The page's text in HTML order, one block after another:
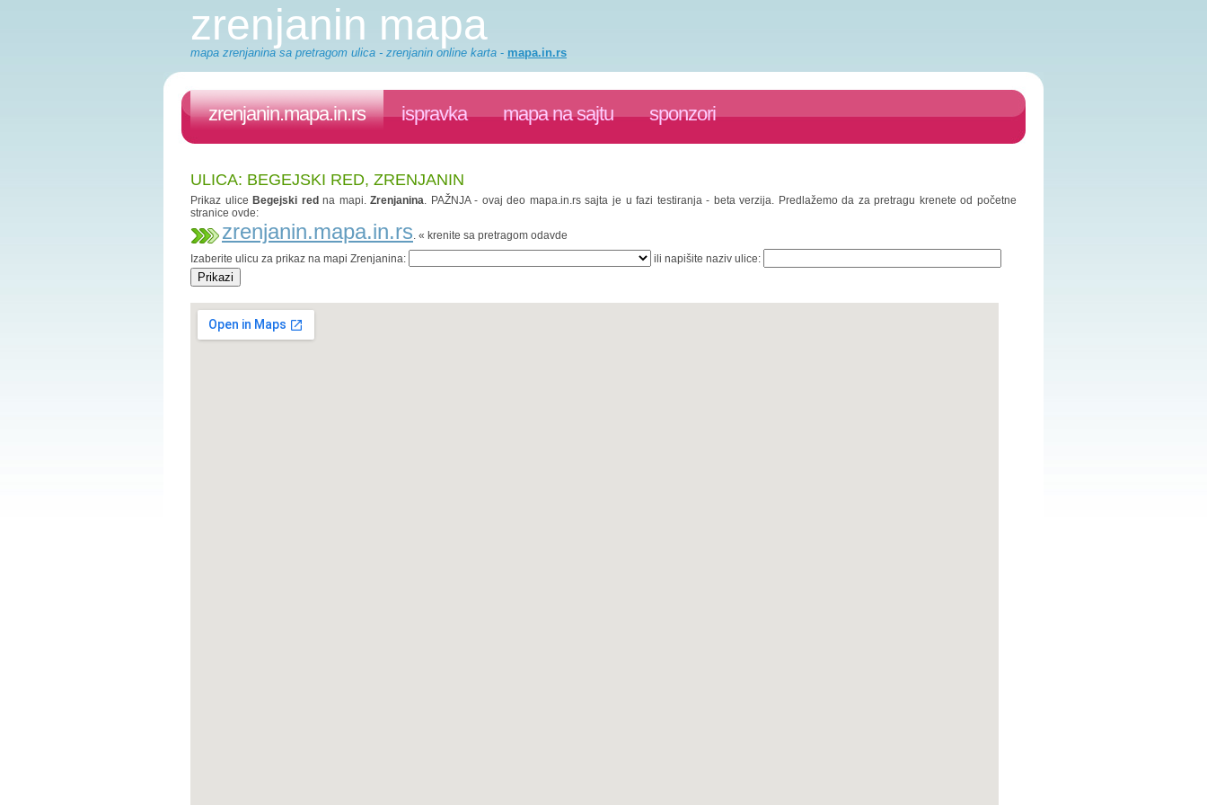
zrenjanin mapa
mapa zrenjanina sa pretragom ulica - zrenjanin online karta - mapa.in.rs
zrenjanin.mapa.in.rs ispravka mapa na sajtu sponzori
ULICA: BEGEJSKI RED, ZRENJANIN
Prikaz ulice Begejski red na mapi.Zrenjanina. PAŽNJA - ovaj deo mapa.in.rs sajta je u fazi testiranja - beta verzija. Predlažemo da za pretragu krenete od početne
stranice ovde:
zrenjanin.mapa.in.rs. « krenite sa pretragom odavde
Izaberite ulicu za prikaz na mapi Zrenjanina:
ili napišite naziv ulice: